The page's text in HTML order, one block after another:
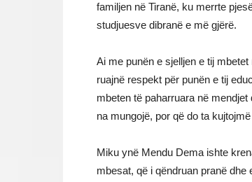
familjen në Tiranë, ku merrte
studjuesve dibranë e më gjërë.
Ai me punën e sjelljen e tij
ruajnë respekt për punën e tij
mbeten të paharruara në
na mungojë, por që do ta
Miku ynë Mendu Dema ishte
mbesat, që i qëndruan pranë